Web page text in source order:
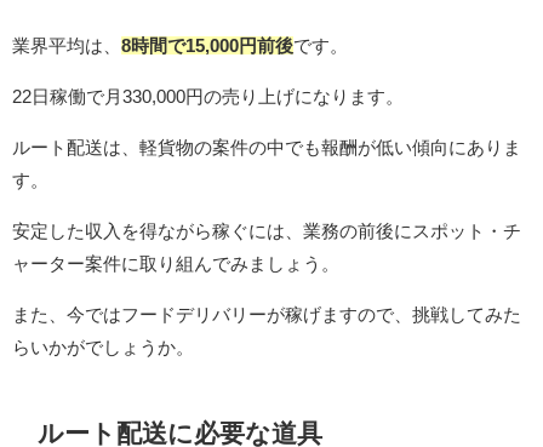
業界平均は、 8時間で15,000円前後です。
22日稼働で月330,000円の売り上げになります。
ルート配送は、軽貨物の案件の中でも報酬が低い傾向にありま
す。
安定した収入を得ながら稼ぐには、業務の前後にスポット・チ
ャーター案件に取り組んでみましょう。
また、今ではフードデリバリーが稼げますので、挑戦してみた
らいかがでしょうか。
ルート配送に必要な道具